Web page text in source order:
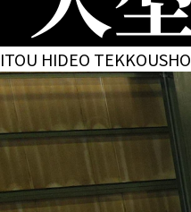
ITOU HIDEO TEKKOUSHO